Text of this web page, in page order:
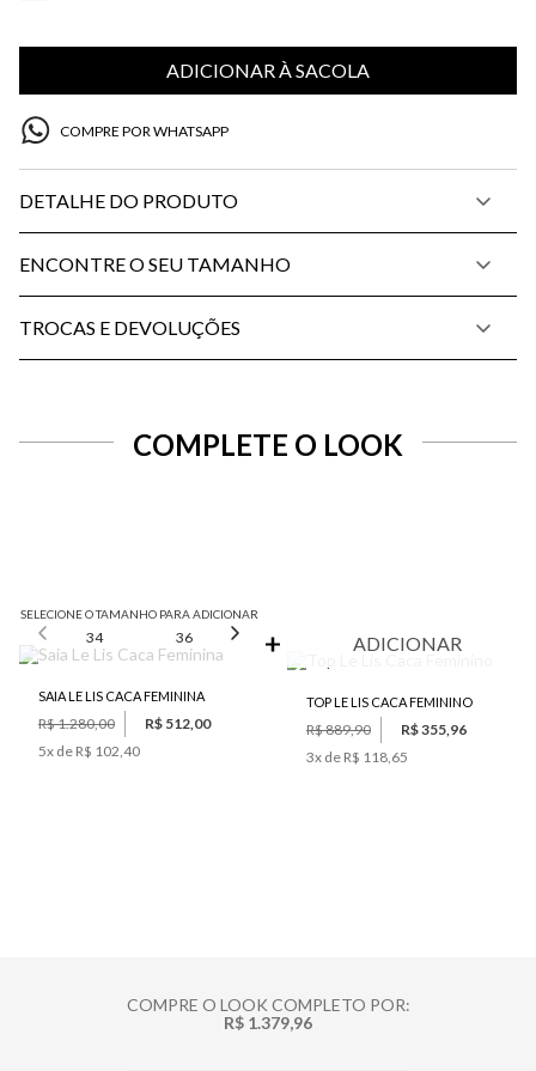
ADICIONAR À SACOLA
COMPRE POR WHATSAPP
DETALHE DO PRODUTO
ENCONTRE O SEU TAMANHO
TROCAS E DEVOLUÇÕES
COMPLETE O LOOK
SELECIONE O TAMANHO PARA ADICIONAR
34 36 38 40 42
SAIA LE LIS CACA FEMININA
R$ 1.280,00
R$ 512,00
5x de R$ 102,40
ADICIONAR
TOP LE LIS CACA FEMININO
R$ 889,90
R$ 355,96
3x de R$ 118,65
COMPRE O LOOK COMPLETO POR:
R$ 1.379,96